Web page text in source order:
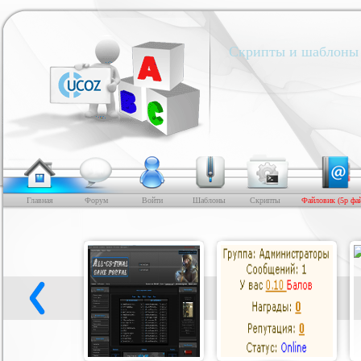
Скрипты и шаблоны
Главная Форум Войти Шаблоны Скрипты Файловик (5р